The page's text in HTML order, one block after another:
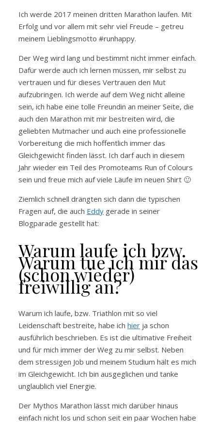
Ich werde 2017 meinen dritten Marathon laufen. Mit
Erfolg und vor allem mit sehr viel Freude – getreu
meinem Lieblingsmotto #runhappy.
Der Weg wird lang und bestimmt nicht immer einfach.
Dafür werde auch ich lernen müssen, mir selbst zu
vertrauen und für dieses Vertrauen den Mut
aufzubringen. Ich werde auf dem Weg nicht alleine
sein, ich habe eine tolle Freundin an meiner Seite, die
auch den Marathon mit mir bestreiten wird, die
geliebten Mutmacher und auch eine professionelle
Vorbereitung die mich hoffentlich immer das
Gleichgewicht finden lässt. Ich darf auch in diesem
Jahr wieder ein Teil des Promoteams Run of Colours
sein und freue mich auf viele Läufe im neuen Shirt 🙂
Ziemlich schnell drängten sich dann die typischen
Fragen auf, die auch Eddy gerade in seiner
Blogparade gestellt hat:
Warum laufe ich bzw.
Warum tue ich mir das
(schon wieder)
freiwillig an?
Warum ich laufe, bzw. Triathlon mit so viel
Leidenschaft bestreite, habe ich hier ja schon
ausführlich beschrieben. Es ist die ultimative Freiheit
und für mich immer der Weg zu mir selbst. Neben
dem stressigen Job und meinem Studium hält es mich
im Gleichgewicht. Ich bin ausgeglichen und tanke
unglaublich viel Energie.
Der Mythos Marathon lässt mich darüber hinaus
einfach nicht los und schon seit ein paar Wochen habe